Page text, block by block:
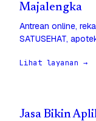
Majalengka
Antrean online,
SATUSEHAT,
Lihat layanan →
Jasa Bikin